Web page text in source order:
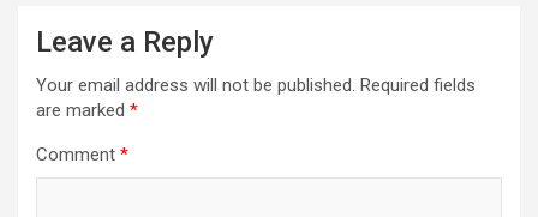
Leave a Reply
Your email address will not be published. Required fields
are marked *
Comment *